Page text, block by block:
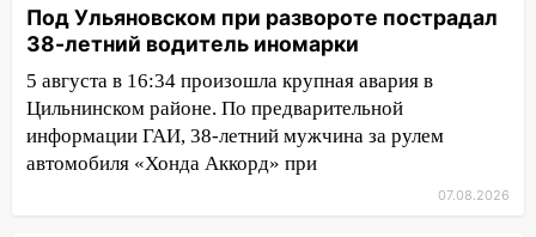
06.08.2026
23:20 Прогноз погоды на 7 августа в
Ульяновской области
20:04 Ульяновцев приглашают на забег,
посвящённый Дню воздушного флота
Под Ульяновском при развороте пострадал
38-летний водитель иномарки
5 августа в 16:34 произошла крупная авария в
Цильнинском районе. По предварительной
информации ГАИ, 38-летний мужчина за рулем
автомобиля «Хонда Аккорд» при
07.08.2026